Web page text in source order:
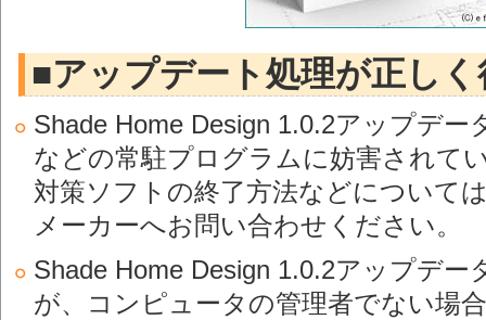
■アップデート処理が正し
Shade Home Design 1.0.2アップデ
などの常駐プログラムに妨害されて
対策ソフトの終了方法などについて
メーカーへお問い合わせください。
Shade Home Design 1.0.2アップデ
が、コンピュータの管理者でない場